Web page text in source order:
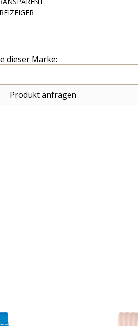
dieser Marke:
Produkt anfragen